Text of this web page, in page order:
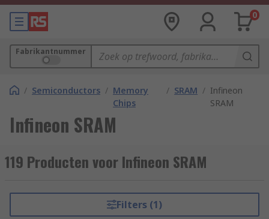
0
Fabrikantnummer
/ Semiconductors / Memory
Chips
/ SRAM / Infineon
SRAM
Infineon SRAM
119 Producten voor Infineon SRAM
Filters (1)